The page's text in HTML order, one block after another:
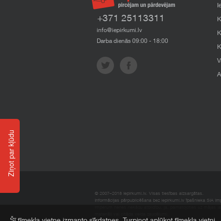
+371 25113311
info@iepirkumi.lv
Darba dienās 09:00 - 18:00
© 2007–2018 Iepirkumi.lv. Visas tiesības aizsargātas.
Informācijas pārpublicēšana bez iepirkumi.lv īpašnieka SIA
Ziņot par kļūdu